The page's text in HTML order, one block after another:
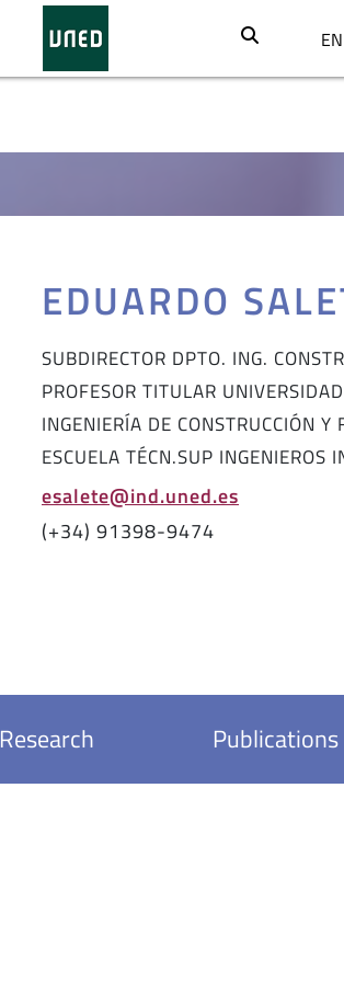
BuscarEN
Research Publications
EDUARDO
SUBDIRECTOR DPTO. ING.
PROFESOR TITULAR UNIVERSIDAD
INGENIERÍA DE CONSTRUCCIÓN Y
ESCUELA TÉCN.SUP INGENIEROS
esalete@ind.uned.es
(+34) 91398-9474